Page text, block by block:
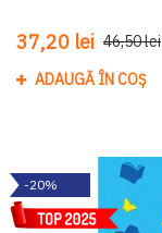
37,20 lei 46,50 lei
ADAUGĂ ÎN COȘ
-20%